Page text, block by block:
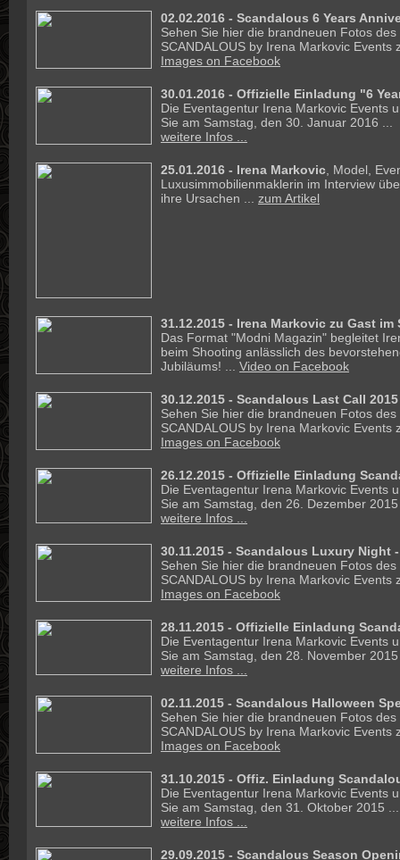
02.02.2016 - Scandalous 6 Years
Sehen Sie hier die brandneuen Fotos
SCANDALOUS by Irena Markovic Events
Images on Facebook
30.01.2016 - Offizielle Einladung "6
Die Eventagentur Irena Markovic Events
Sie am Samstag, den 30. Januar 2016 ...
weitere Infos ...
25.01.2016 - Irena Markovic , Model,
Luxusimmobilienmaklerin im Interview
ihre Ursachen ... zum Artikel
31.12.2015 - Irena Markovic zu Gast im
Das Format "Modni Magazin" begleitet
beim Shooting anlässlich des
Jubiläums! ... Video on Facebook
30.12.2015 - Scandalous Last Call
Sehen Sie hier die brandneuen Fotos
SCANDALOUS by Irena Markovic Events
Images on Facebook
26.12.2015 - Offizielle Einladung
Die Eventagentur Irena Markovic Events
Sie am Samstag, den 26. Dezember
weitere Infos ...
30.11.2015 - Scandalous Luxury Night
Sehen Sie hier die brandneuen Fotos
SCANDALOUS by Irena Markovic Events
Images on Facebook
28.11.2015 - Offizielle Einladung
Die Eventagentur Irena Markovic Events
Sie am Samstag, den 28. November
weitere Infos ...
02.11.2015 - Scandalous Halloween
Sehen Sie hier die brandneuen Fotos
SCANDALOUS by Irena Markovic Events
Images on Facebook
31.10.2015 - Offiz. Einladung
Die Eventagentur Irena Markovic Events
Sie am Samstag, den 31. Oktober 2015 ...
weitere Infos ...
29.09.2015 - Scandalous Season